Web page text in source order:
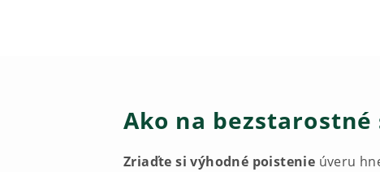
Ako na
Zriaďte si výhodné poistenie úveru